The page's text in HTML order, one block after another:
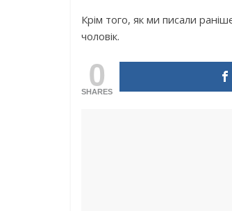
Крім того, як ми писали
чоловік.
0
SHARES